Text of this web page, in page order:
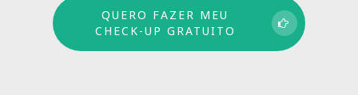
QUERO FAZER MEU
CHECK-UP GRATUITO